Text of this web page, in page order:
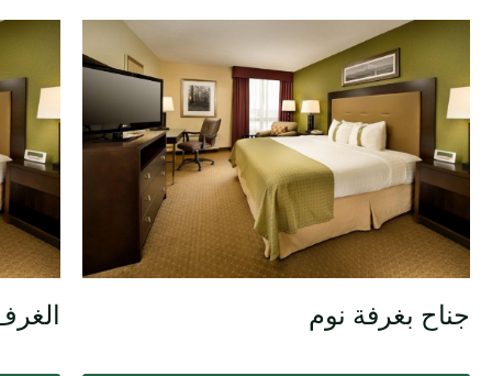
جناح بغرفة نوم